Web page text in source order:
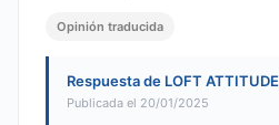
Opinión traducida
Respuesta de LOFT ATTITUDE
Publicada el 20/01/2025